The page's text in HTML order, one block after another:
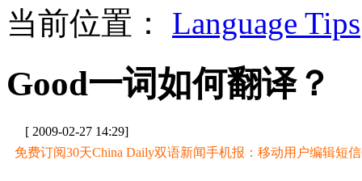
当前位置： Language Tips
Good一词如何翻译？
[ 2009-02-27 14:29]
免费订阅30天China Daily双语新闻手机报：移动用户编辑短信